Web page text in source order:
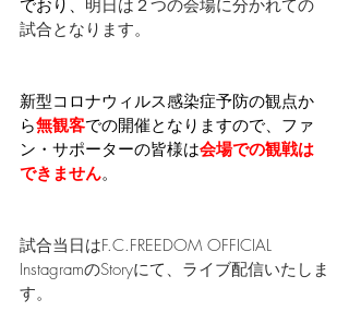
でおり、 明日は２つの会場に分かれての
試合となります。
新型コロナウィルス感染症予防の観点か
ら無観客での開催となりますので、ファ
ン・サポーターの皆様は会場での観戦は
できません。
試合当日はF.C.FREEDOM OFFICIAL
InstagramのStoryにて、ライブ配信いたしま
す。